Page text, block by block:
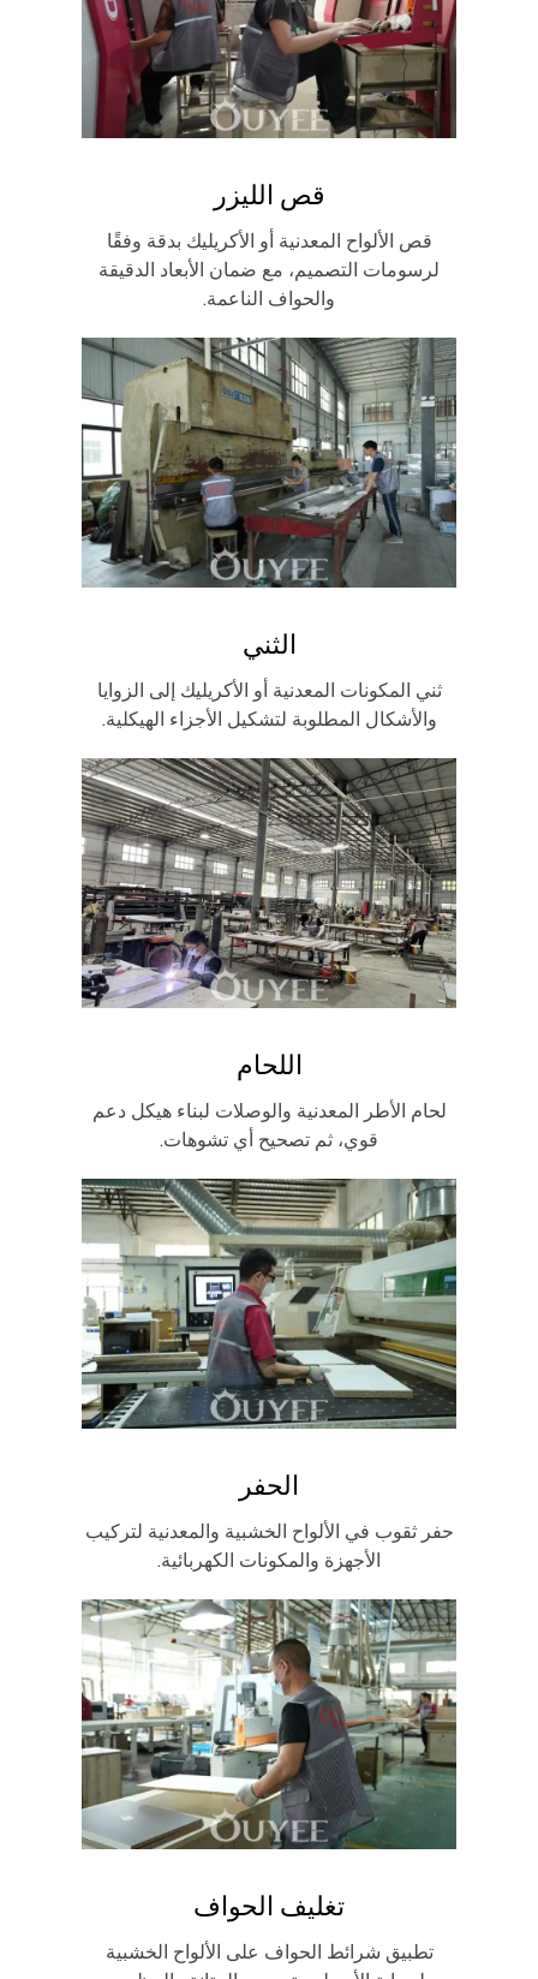
قص الليزر
قص الألواح المعدنية أو الأكريليك بدقة وفقًا
لرسومات التصميم، مع ضمان الأبعاد الدقيقة
والحواف الناعمة.
الثني
ثني المكونات المعدنية أو الأكريليك إلى الزوايا
والأشكال المطلوبة لتشكيل الأجزاء الهيكلية.
اللحام
لحام الأطر المعدنية والوصلات لبناء هيكل دعم
قوي، ثم تصحيح أي تشوهات.
الحفر
حفر ثقوب في الألواح الخشبية والمعدنية لتركيب
الأجهزة والمكونات الكهربائية.
تغليف الحواف
تطبيق شرائط الحواف على الألواح الخشبية